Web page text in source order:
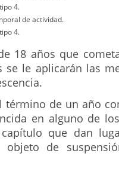
4.
de actividad.
4.
18 años que
se le aplicarán las
término de un año
en alguno de
que dan
objeto de